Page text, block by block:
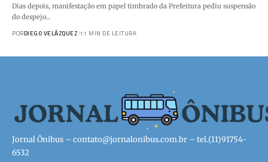
Dias depois, manifestação em papel timbrado da Prefeitura pediu suspensão
do despejo…
PORDIEGO VELÁZQUEZ 11 MIN DE LEITURA
Jornal Ônibus – contato@jornalonibus.com.br – tel.(11)91754-
6532